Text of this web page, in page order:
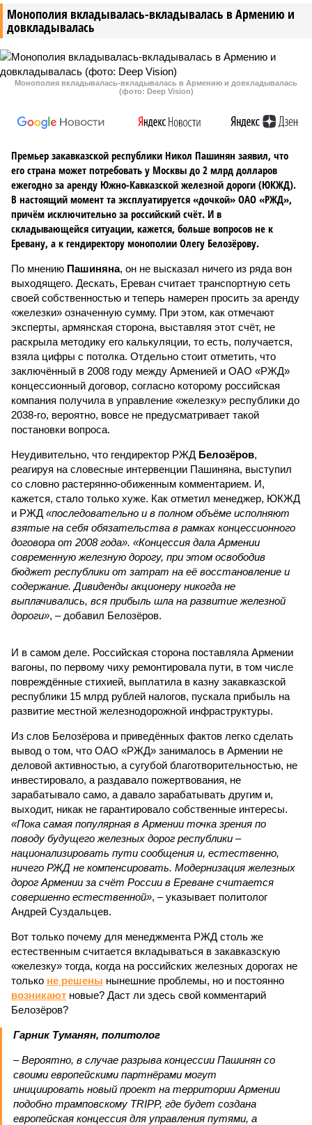
Монополия вкладывалась-вкладывалась в Армению и
довкладывалась
Монополия вкладывалась-вкладывалась в Армению и довкладывалась
(фото: Deep Vision)
Премьер закавказской республики Никол Пашинян заявил, что
его страна может потребовать у Москвы до 2 млрд долларов
ежегодно за аренду Южно-Кавказской железной дороги (ЮКЖД).
В настоящий момент та эксплуатируется «дочкой» ОАО «РЖД»,
причём исключительно за российский счёт. И в
складывающейся ситуации, кажется, больше вопросов не к
Еревану, а к гендиректору монополии Олегу Белозёрову.
По мнению Пашиняна, он не высказал ничего из ряда вон
выходящего. Дескать, Ереван считает транспортную сеть
своей собственностью и теперь намерен просить за аренду
«железки» означенную сумму. При этом, как отмечают
эксперты, армянская сторона, выставляя этот счёт, не
раскрыла методику его калькуляции, то есть, получается,
взяла цифры с потолка. Отдельно стоит отметить, что
заключённый в 2008 году между Арменией и ОАО «РЖД»
концессионный договор, согласно которому российская
компания получила в управление «железку» республики до
2038-го, вероятно, вовсе не предусматривает такой
постановки вопроса.
Неудивительно, что гендиректор РЖД Белозёров,
реагируя на словесные интервенции Пашиняна, выступил
со словно растерянно-обиженным комментарием. И,
кажется, стало только хуже. Как отметил менеджер, ЮКЖД
и РЖД «последовательно и в полном объёме исполняют
взятые на себя обязательства в рамках концессионного
договора от 2008 года». «Концессия дала Армении
современную железную дорогу, при этом освободив
бюджет республики от затрат на её восстановление и
содержание. Дивиденды акционеру никогда не
выплачивались, вся прибыль шла на развитие железной
дороги», – добавил Белозёров.
И в самом деле. Российская сторона поставляла Армении
вагоны, по первому чиху ремонтировала пути, в том числе
повреждённые стихией, выплатила в казну закавказской
республики 15 млрд рублей налогов, пускала прибыль на
развитие местной железнодорожной инфраструктуры.
Из слов Белозёрова и приведённых фактов легко сделать
вывод о том, что ОАО «РЖД» занималось в Армении не
деловой активностью, а сугубой благотворительностью, не
инвестировало, а раздавало пожертвования, не
зарабатывало само, а давало зарабатывать другим и,
выходит, никак не гарантировало собственные интересы.
«Пока самая популярная в Армении точка зрения по
поводу будущего железных дорог рес­публики –
национализировать пути сообщения и, естественно,
ничего РЖД не компенсировать. Модернизация железных
дорог Армении за счёт России в Ереване считается
совершенно естественной», – указывает политолог
Андрей Суздальцев.
Вот только почему для менеджмента РЖД столь же
естественным считается вкладываться в закавказскую
«железку» тогда, когда на российских железных дорогах не
только не решены нынешние проблемы, но и постоянно
возникают новые? Даст ли здесь свой комментарий
Белозёров?
Гарник Туманян, политолог
– Вероятно, в случае разрыва концессии Пашинян со
своими европейскими партнёрами могут
инициировать новый проект на территории Армении
подобно трамповскому TRIPP, где будет создана
европейская концессия для управления путями, а